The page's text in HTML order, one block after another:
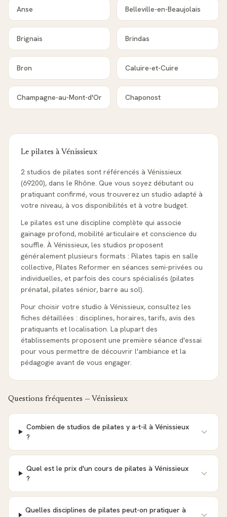
Anse Belleville-en-Beaujolais
Brignais Brindas
Bron Caluire-et-Cuire
Champagne-au-Mont-d'Or Chaponost
Le pilates à Vénissieux
2 studios de pilates sont référencés à Vénissieux
(69200), dans le Rhône. Que vous soyez débutant ou
pratiquant confirmé, vous trouverez un studio adapté à
votre niveau, à vos disponibilités et à votre budget.
Le pilates est une discipline complète qui associe
gainage profond, mobilité articulaire et conscience du
souffle. À Vénissieux, les studios proposent
généralement plusieurs formats : Pilates tapis en salle
collective, Pilates Reformer en séances semi-privées ou
individuelles, et parfois des cours spécialisés (pilates
prénatal, pilates sénior, barre au sol).
Pour choisir votre studio à Vénissieux, consultez les
fiches détaillées : disciplines, horaires, tarifs, avis des
pratiquants et localisation. La plupart des
établissements proposent une première séance d'essai
pour vous permettre de découvrir l'ambiance et la
pédagogie avant de vous engager.
Questions fréquentes — Vénissieux
Combien de studios de pilates y a-t-il à Vénissieux
?
Quel est le prix d'un cours de pilates à Vénissieux
?
Quelles disciplines de pilates peut-on pratiquer à